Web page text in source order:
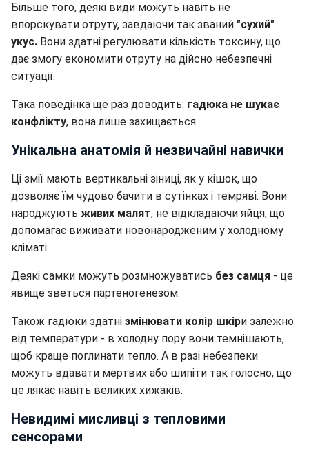
Більше того, деякі види можуть навіть не
впорскувати отруту, завдаючи так званий "сухий"
укус. Вони здатні регулювати кількість токсину, що
дає змогу економити отруту на дійсно небезпечні
ситуації.
Така поведінка ще раз доводить: гадюка не шукає
конфлікту, вона лише захищається.
Унікальна анатомія й незвичайні навички
Ці змії мають вертикальні зіниці, як у кішок, що
дозволяє їм чудово бачити в сутінках і темряві. Вони
народжують живих малят, не відкладаючи яйця, що
допомагає виживати новонародженим у холодному
кліматі.
Деякі самки можуть розмножуватись без самця - це
явище зветься партеногенезом.
Також гадюки здатні змінювати колір шкіри залежно
від температури - в холодну пору вони темнішають,
щоб краще поглинати тепло. А в разі небезпеки
можуть вдавати мертвих або шипіти так голосно, що
це лякає навіть великих хижаків.
Невидимі мисливці з тепловими
сенсорами